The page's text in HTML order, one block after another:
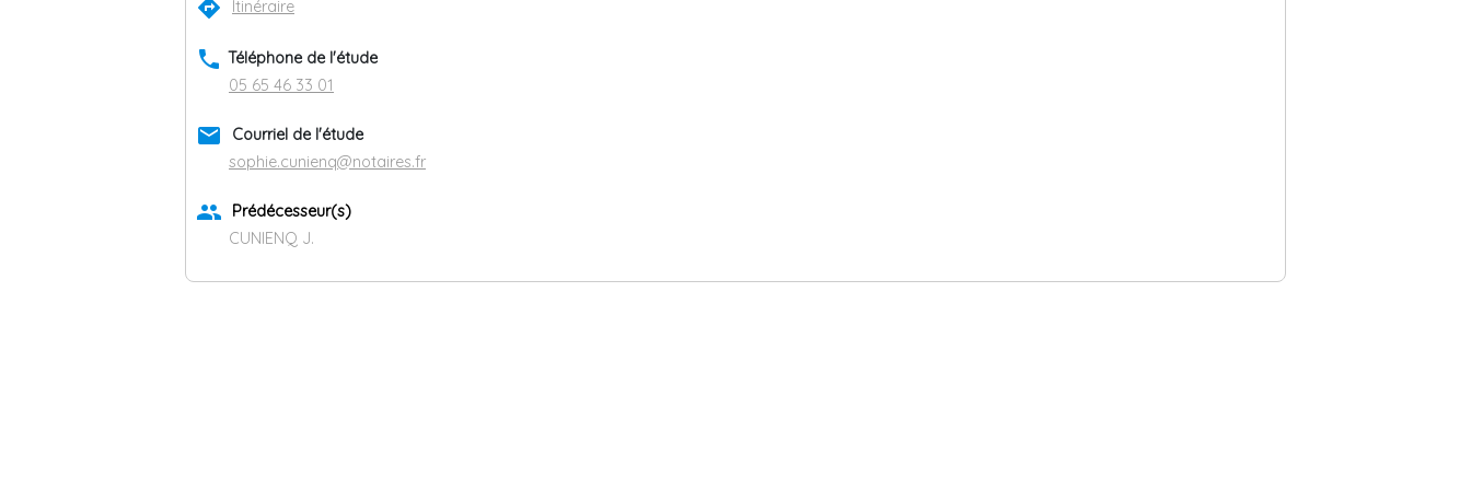
directions Itinéraire
phone Téléphone de l'étude
05 65 46 33 01
email
Courriel de l'étude
sophie.cunienq@notaires.fr
group
Prédécesseur(s)
CUNIENQ J.